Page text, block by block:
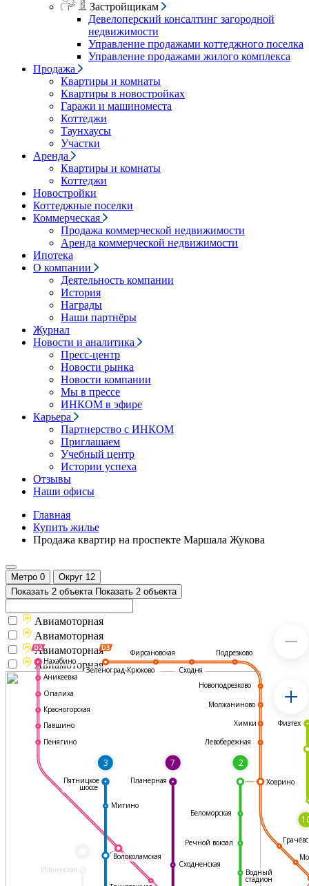
Застройщикам
Девелоперский консалтинг загородной
недвижимости
Управление продажами коттеджного поселка
Управление продажами жилого комплекса
Продажа
Квартиры и комнаты
Квартиры в новостройках
Гаражи и машиноместа
Коттеджи
Таунхаусы
Участки
Аренда
Квартиры и комнаты
Коттеджи
Новостройки
Коттеджные поселки
Коммерческая
Продажа коммерческой недвижимости
Аренда коммерческой недвижимости
Ипотека
О компании
Деятельность компании
История
Награды
Наши партнёры
Журнал
Новости и аналитика
Пресс-центр
Новости рынка
Новости компании
Мы в прессе
ИНКОМ в эфире
Карьера
Партнерство с ИНКОМ
Приглашаем
Учебный центр
Истории успеха
Отзывы
Наши офисы
Главная
Купить жилье
Продажа квартир на проспекте Маршала Жукова
Метро 0 Округ 12
Показать 2 объекта Показать 2 объекта
Ильинская
3 7 2
Фирсановская
Сходня
Подрезково
Новоподрезково
Молжаниново
Химки
Левобережная
Ховрино
Водный
стадион
Сходненская
Волоколамская
Митино
Нахабино
Аникеевка
Опалиха
Красногорская
Павшино
Пенягино
Пятницкое
шоссе
Планерная
Физтех
Речной вокзал
Беломорская
Зеленоград-Крюково
Авиамоторная
Авиамоторная
Авиамоторная
Авиамоторная